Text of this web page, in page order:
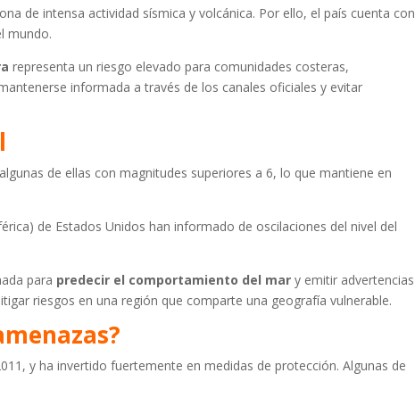
de intensa actividad sísmica y volcánica. Por ello, el país cuenta con
mundo.
representa un riesgo elevado para comunidades costeras,
informada a través de los canales oficiales y evitar
de ellas con magnitudes superiores a 6, lo que mantiene en
de Estados Unidos han informado de oscilaciones del nivel del
para predecir el comportamiento del mary emitir advertencias
riesgos en una región que comparte una geografía vulnerable.
y ha invertido fuertemente en medidas de protección. Algunas de